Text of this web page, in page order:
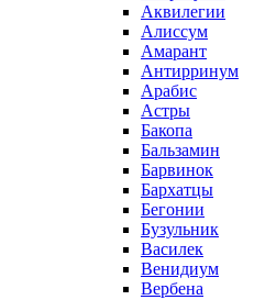
Аквилегии
Алиссум
Амарант
Антирринум
Арабис
Астры
Бакопа
Бальзамин
Барвинок
Бархатцы
Бегонии
Бузульник
Василек
Венидиум
Вербена